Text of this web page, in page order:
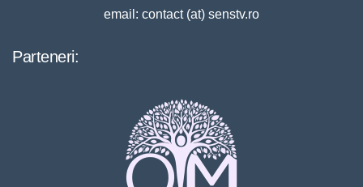
email: contact (at) senstv.ro
Parteneri: